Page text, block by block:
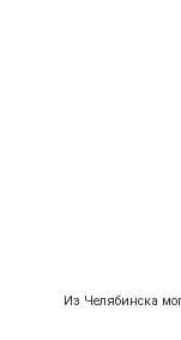
Из Челябинска